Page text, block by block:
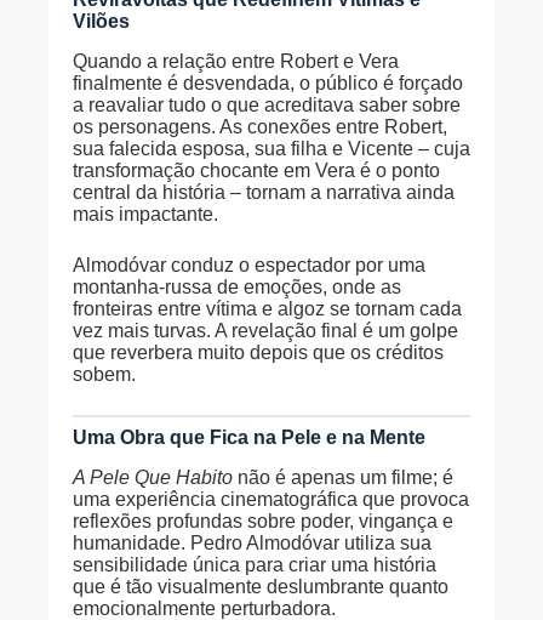
Vilões
Quando a relação entre Robert e Vera
finalmente é desvendada, o público é forçado
a reavaliar tudo o que acreditava saber sobre
os personagens. As conexões entre Robert,
sua falecida esposa, sua filha e Vicente – cuja
transformação chocante em Vera é o ponto
central da história – tornam a narrativa ainda
mais impactante.
Almodóvar conduz o espectador por uma
montanha-russa de emoções, onde as
fronteiras entre vítima e algoz se tornam cada
vez mais turvas. A revelação final é um golpe
que reverbera muito depois que os créditos
sobem.
Uma Obra que Fica na Pele e na Mente
A Pele Que Habito não é apenas um filme; é
uma experiência cinematográfica que provoca
reflexões profundas sobre poder, vingança e
humanidade. Pedro Almodóvar utiliza sua
sensibilidade única para criar uma história
que é tão visualmente deslumbrante quanto
emocionalmente perturbadora.